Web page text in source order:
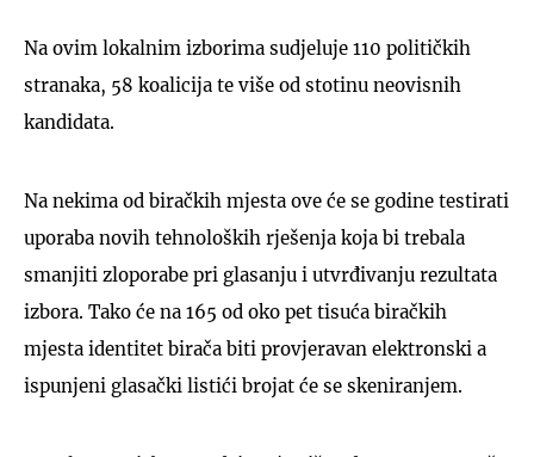
Na ovim lokalnim izborima sudjeluje 110 političkih
stranaka, 58 koalicija te više od stotinu neovisnih
kandidata.
Na nekima od biračkih mjesta ove će se godine testirati
uporaba novih tehnoloških rješenja koja bi trebala
smanjiti zloporabe pri glasanju i utvrđivanju rezultata
izbora. Tako će na 165 od oko pet tisuća biračkih
mjesta identitet birača biti provjeravan elektronski a
ispunjeni glasački listići brojat će se skeniranjem.